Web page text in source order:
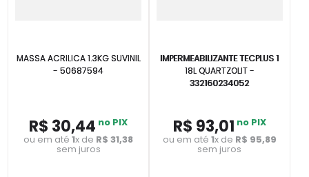
MASSA ACRILICA 1.3KG SUVINIL
- 50687594
R$ 30,44 no PIX
ou em até1x de R$ 31,38
sem juros
IMPERMEABILIZANTE TECPLUS 1
18L QUARTZOLIT -
332160234052
R$ 93,01 no PIX
ou em até 1x de R$ 95,89
sem juros